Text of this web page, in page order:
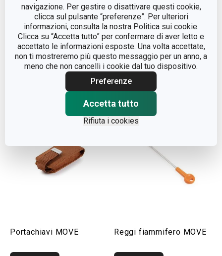
navigazione. Per gestire o disattivare questi cookie,
clicca sul pulsante “preferenze”. Per ulteriori
informazioni, consulta la nostra Politica sui cookie.
Clicca su “Accetta tutto” per confermare di aver letto e
accettato le informazioni esposte. Una volta accettate,
non ti mostreremo più questo messaggio per un anno, a
meno che non cancelli i cookie dal tuo dispositivo.
Preferenze
Accetta tutto
Rifiuta i cookies
Coltello cuoco MOVE
17 cm, con custodia
protettiva
Porta utensili da viaggio
MOVE
Visualizza
Portachiavi MOVE Reggi fiammifero MOVE